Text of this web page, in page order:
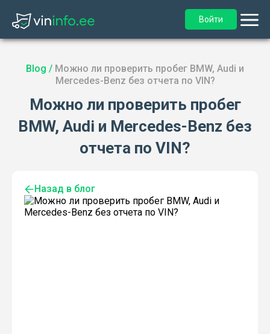
Войти
Blog / Можно ли проверить пробег BMW, Audi и
Mercedes-Benz без отчета по VIN?
Можно ли проверить пробег
BMW, Audi и Mercedes-Benz без
отчета по VIN?
Назад в блог